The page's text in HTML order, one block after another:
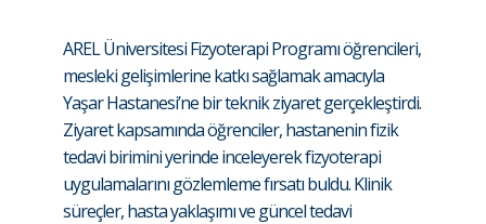
AREL Üniversitesi Fizyoterapi Programı öğrencileri,
mesleki gelişimlerine katkı sağlamak amacıyla
Yaşar Hastanesi’ne bir teknik ziyaret gerçekleştirdi.
Ziyaret kapsamında öğrenciler, hastanenin fizik
tedavi birimini yerinde inceleyerek fizyoterapi
uygulamalarını gözlemleme fırsatı buldu. Klinik
süreçler, hasta yaklaşımı ve güncel tedavi